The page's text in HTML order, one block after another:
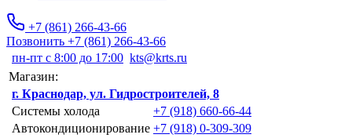
+7 (861) 266-43-66
Позвонить +7 (861) 266-43-66
пн-пт с 8:00 до 17:00 kts@krts.ru
Магазин:
г. Краснодар, ул. Гидростроителей, 8
Системы холода
+7 (918) 660-66-44
Автокондиционирование +7 (918) 0-309-309